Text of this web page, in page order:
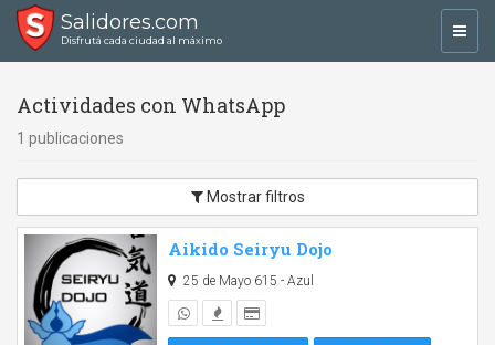
Salidores.com
Disfrutá cada ciudad al máximo
Actividades con WhatsApp
1 publicaciones
Mostrar filtros
Aikido Seiryu Dojo
25 de Mayo 615 - Azul